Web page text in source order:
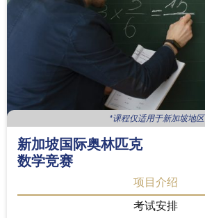
*课程仅适用于新加坡地区
新加坡国际奥林匹克
数学竞赛
项目介绍
考试安排